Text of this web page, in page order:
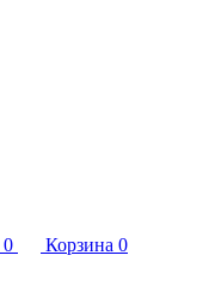
0 Корзина 0